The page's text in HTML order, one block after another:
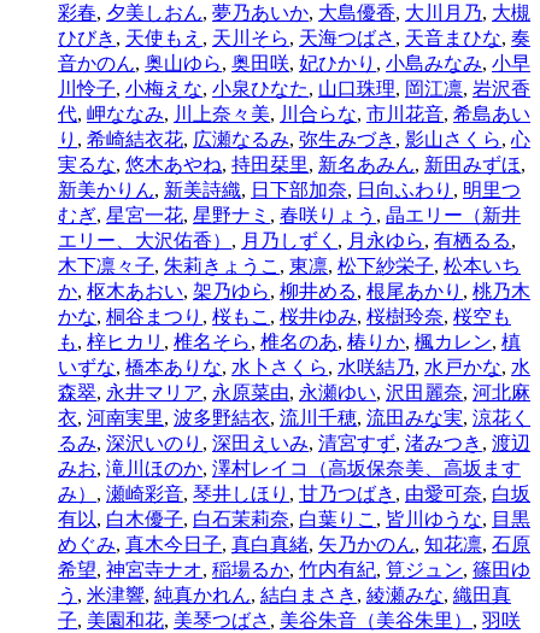
彩春, 夕美しおん, 夢乃あいか, 大島優香, 大川月乃, 大槻
ひびき , 天使もえ , 天川そら, 天海つばさ , 天音まひな, 奏
音かのん, 奥山ゆら, 奥田咲, 妃ひかり , 小島みなみ, 小早
川怜子, 小梅えな, 小泉ひなた, 山口珠理, 岡江凛, 岩沢香
代, 岬ななみ, 川上奈々美, 川合らな, 市川花音, 希島あい
り , 希崎結衣花, 広瀬なるみ, 弥生みづき , 影山さくら, 心
実るな, 悠木あやね, 持田栞里, 新名あみん, 新田みずほ,
新美かりん, 新美詩織, 日下部加奈, 日向ふわり , 明里つ
むぎ, 星宮一花, 星野ナミ , 春咲りょう , 晶エリー（新井
エリー、大沢佑香） , 月乃しずく , 月永ゆら, 有栖るる,
木下凛々子, 朱莉きょうこ , 東凛, 松下紗栄子, 松本いち
か, 枢木あおい, 架乃ゆら, 柳井める, 根尾あかり , 桃乃木
かな, 桐谷まつり , 桜もこ , 桜井ゆみ, 桜樹玲奈, 桜空も
も, 梓ヒカリ , 椎名そら, 椎名のあ, 椿りか, 楓カレン, 槙
いずな, 橋本ありな, 水卜さくら, 水咲結乃, 水戸かな, 水
森翠, 永井マリア, 永原菜由, 永瀬ゆい, 沢田麗奈, 河北麻
衣, 河南実里, 波多野結衣, 流川千穂, 流田みな実, 涼花く
るみ, 深沢いのり , 深田えいみ, 清宮すず, 渚みつき , 渡辺
みお, 滝川ほのか, 澤村レイコ（高坂保奈美、高坂ます
み） , 瀬崎彩音, 琴井しほり , 甘乃つばき , 由愛可奈, 白坂
有以, 白木優子, 白石茉莉奈, 白葉りこ , 皆川ゆうな, 目黒
めぐみ, 真木今日子, 真白真緒, 矢乃かのん, 知花凛, 石原
希望, 神宮寺ナオ, 稲場るか, 竹内有紀, 筧ジュン, 篠田ゆ
う , 米津響, 純真かれん, 結白まさき , 綾瀬みな, 織田真
子, 美園和花, 美琴つばさ , 美谷朱音（美谷朱里） , 羽咲